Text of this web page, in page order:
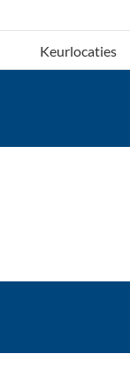
Keurlocaties